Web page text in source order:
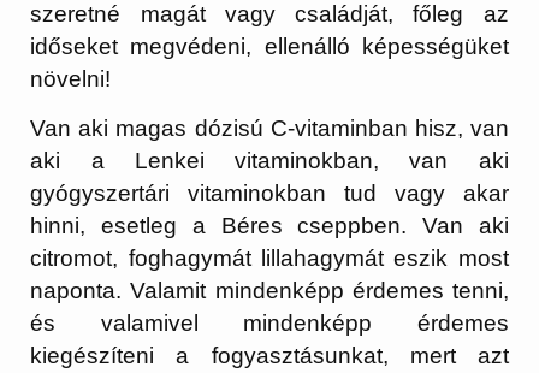
szeretné magát vagy családját, főleg az
időseket megvédeni, ellenálló képességüket
növelni!
Van aki magas dózisú C-vitaminban hisz, van
aki a Lenkei vitaminokban, van aki
gyógyszertári vitaminokban tud vagy akar
hinni, esetleg a Béres cseppben. Van aki
citromot, foghagymát lillahagymát eszik most
naponta. Valamit mindenképp érdemes tenni,
és valamivel mindenképp érdemes
kiegészíteni a fogyasztásunkat, mert azt